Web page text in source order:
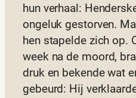
hun verhaal:
ongeluk gestorven.
hen stapelde zich op.
week na de moord,
druk en bekende wat
gebeurd: Hij